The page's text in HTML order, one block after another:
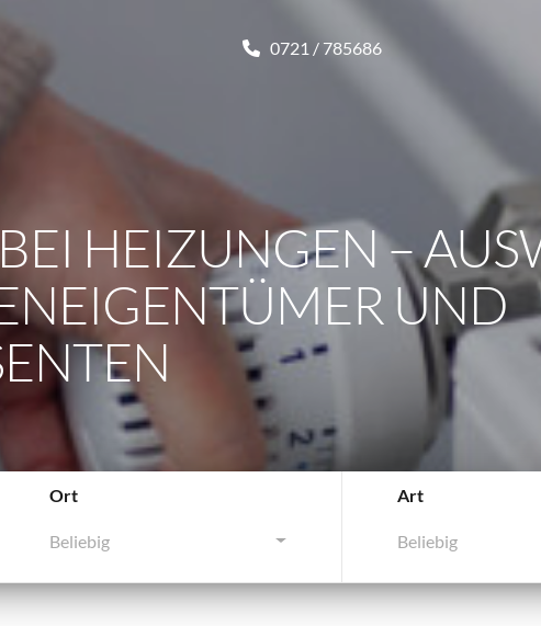
0721 / 785686
HEIZUNGEN –
UND
Ort
Beliebig
Art
Beliebig